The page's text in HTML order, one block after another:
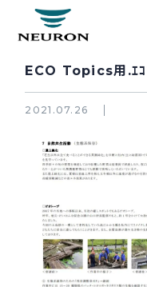
管路防災研究所
企業情報
製品＆サービス
ECO Topics用.ｴ
2021.07.26